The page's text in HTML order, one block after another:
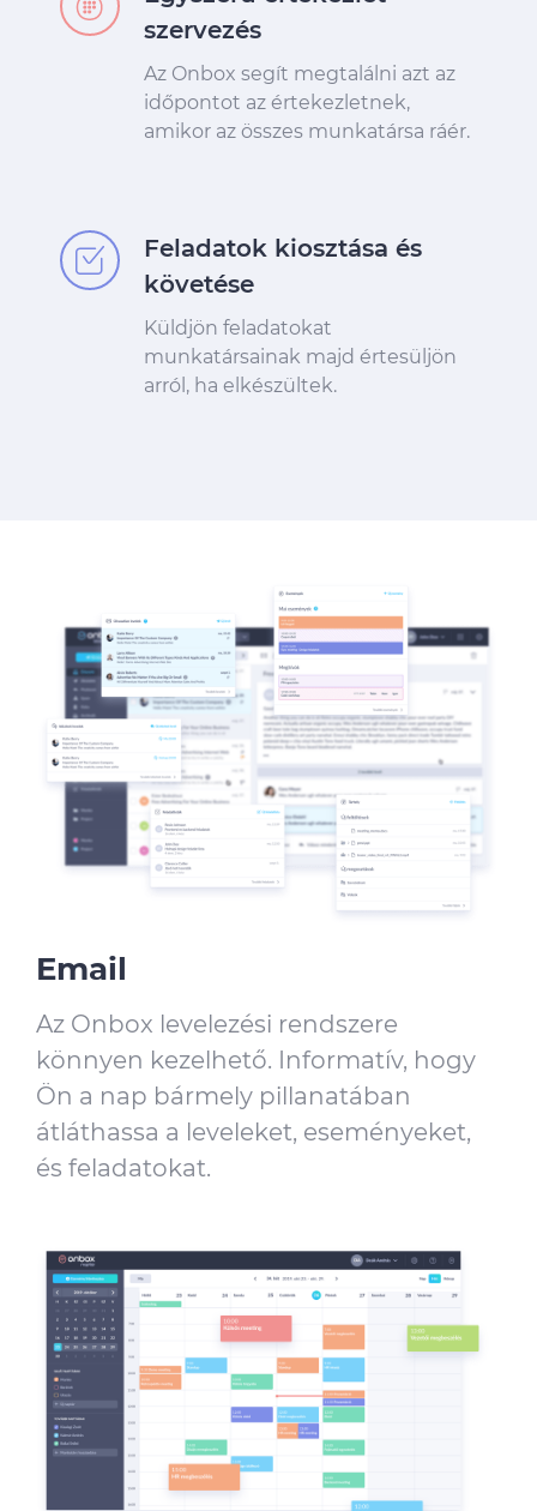
szervezés
Az Onbox segít megtalálni azt az
időpontot az értekezletnek,
amikor az összes munkatársa ráér.
Feladatok kiosztása és
követése
Küldjön feladatokat
munkatársainak majd értesüljön
arról, ha elkészültek.
Email
Az Onbox levelezési rendszere
könnyen kezelhető. Informatív, hogy
Ön a nap bármely pillanatában
átláthassa a leveleket, eseményeket,
és feladatokat.